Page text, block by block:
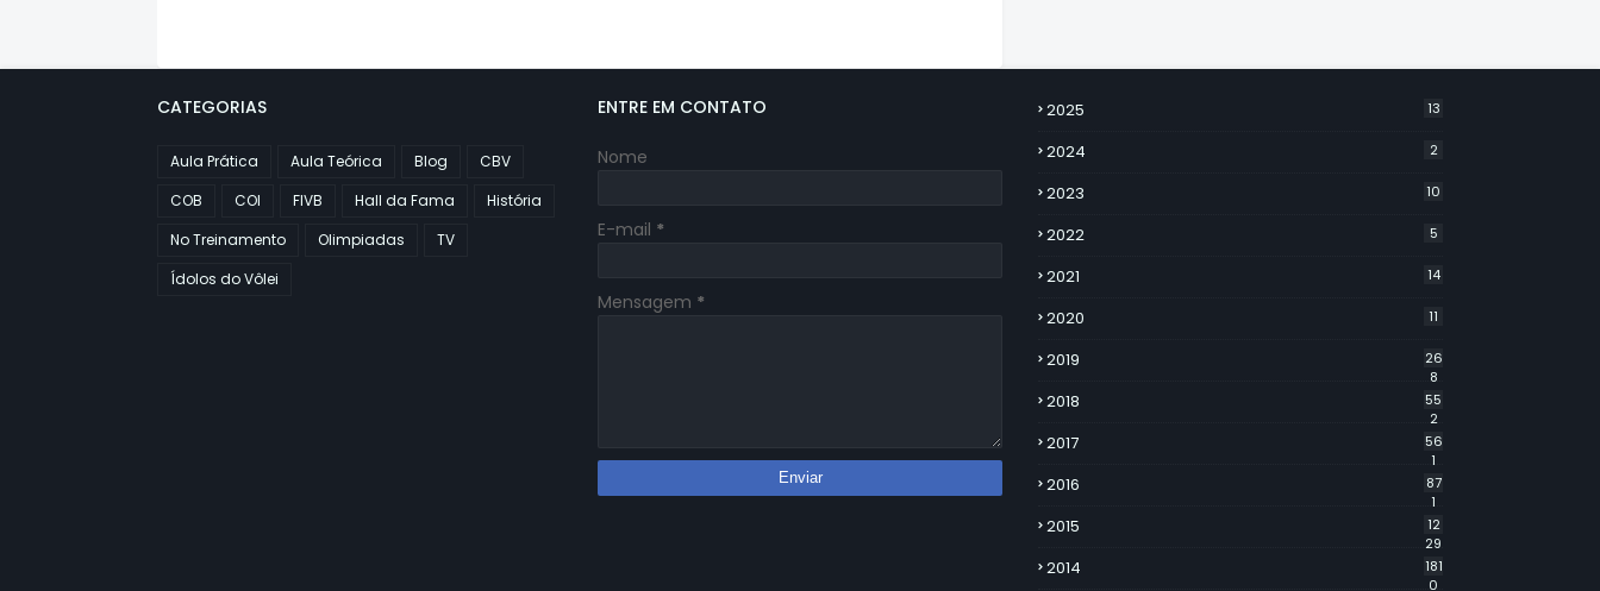
CATEGORIAS
Aula Prática Aula Teórica Blog
CBV
COB
COI FIVB Hall da Fama
História
No Treinamento
Olimpiadas
TV
Ídolos do Vôlei
ENTRE EM CONTATO
Nome
E-mail *
Mensagem *
2025 13
2024 2
2023 10
2022 5
2021 14
2020 11
2019
26
8
2018
55
2
2017
56
1
2016
87
1
2015
12
29
2014
181
0